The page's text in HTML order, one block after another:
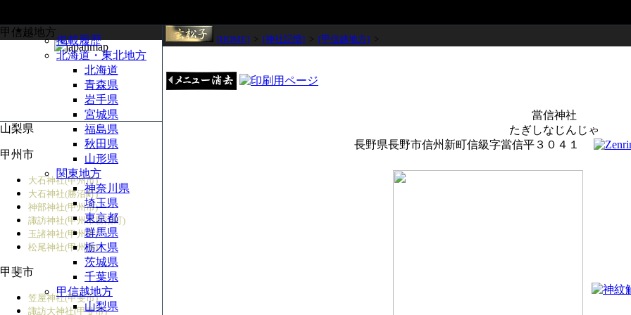
[HOME] [神社記憶] [甲信越地方]
當信神社
たぎしなじんじゃ
長野県長野市信州新町信級字當信平３０４１
甲信越地方
山梨県
甲州市
大石神社(甲州市)
大石神社(勝沼町)
神部神社(甲州市)
諏訪神社(甲州市勝沼町)
玉諸神社(甲州市)
松尾神社(甲州市)
甲斐市
笠屋神社(甲斐市)
諏訪大神社(甲斐市)
掲載履歴
北海道・東北地方
北海道
青森県
岩手県
宮城県
福島県
秋田県
山形県
関東地方
神奈川県
埼玉県
東京都
群馬県
栃木県
茨城県
千葉県
甲信越地方
山梨県